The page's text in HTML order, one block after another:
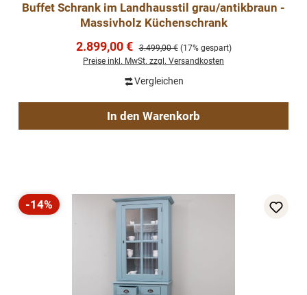
Buffet Schrank im Landhausstil grau/antikbraun -
Massivholz Küchenschrank
Verkaufspreis:
2.899,00 € Regulärer Preis:
3.499,00 € (17% gespart)
Preise inkl. MwSt. zzgl. Versandkosten
Vergleichen
In den Warenkorb
Rabatt
-14%